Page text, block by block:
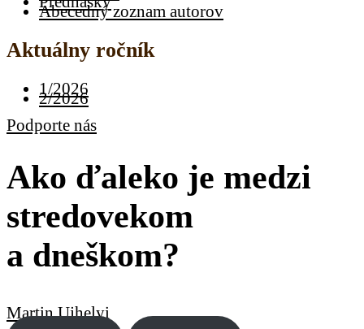
Abecedný zoznam autorov
Aktuálny ročník
1/2026
2/2026
Podporte nás
Ako ďaleko je medzi
stredovekom
a dneškom?
Martin Ujhelyi